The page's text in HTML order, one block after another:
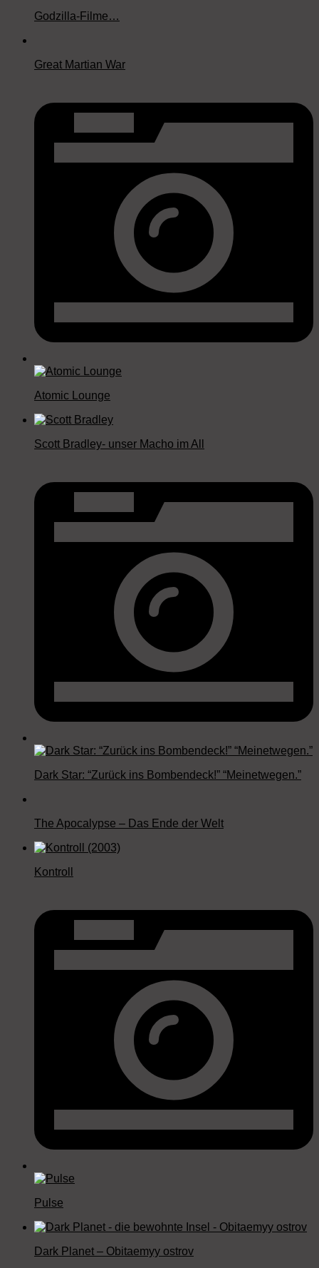
Godzilla-Filme…
Great Martian War
Atomic Lounge
Scott Bradley- unser Macho im All
Dark Star: “Zurück ins Bombendeck!” “Meinetwegen.”
The Apocalypse – Das Ende der Welt
Kontroll
Pulse
Dark Planet – Obitaemyy ostrov